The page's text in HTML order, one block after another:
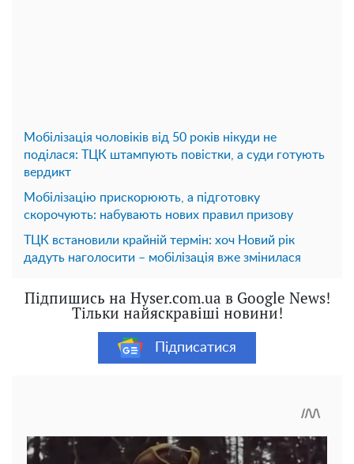
Мобілізація чоловіків від 50 років нікуди не
поділася: ТЦК штампують повістки, а суди готують
вердикт
Мобілізацію прискорюють, а підготовку
скорочують: набувають нових правил призову
ТЦК встановили крайній термін: хоч Новий рік
дадуть наголосити – мобілізація вже змінилася
Підпишись на Hyser.com.ua в Google News!
Тільки найяскравіші новини!
Підписатися